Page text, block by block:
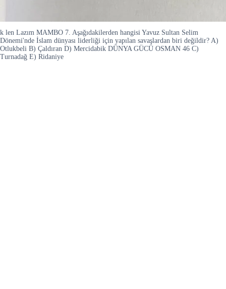
k len Lazım MAMBO 7. Aşağıdakilerden hangisi Yavuz Sultan Selim
Dönemi'nde İslam dünyası liderliği için yapılan savaşlardan biri değildir? A)
Otlukbeli B) Çaldıran D) Mercidabik DÜNYA GÜCÜ OSMAN 46 C)
Turnadağ E) Ridaniye